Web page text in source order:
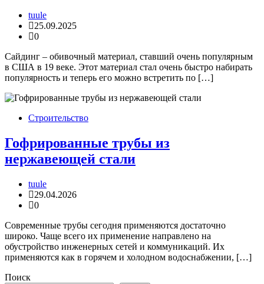
tuule
25.09.2025
0
Сайдинг – обивочный материал, ставший очень популярным
в США в 19 веке. Этот материал стал очень быстро набирать
популярность и теперь его можно встретить по […]
Строительство
Гофрированные трубы из
нержавеющей стали
tuule
29.04.2026
0
Современные трубы сегодня применяются достаточно
широко. Чаще всего их применение направлено на
обустройство инженерных сетей и коммуникаций. Их
применяются как в горячем и холодном водоснабжении, […]
Поиск